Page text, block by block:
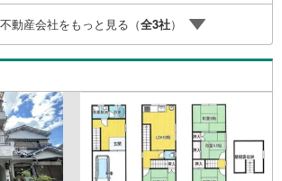
中】〇お客様の条件にベストな住宅ローン商
〇住宅ローンの金利や優遇率、審査基準などを
明〇住宅ローンとリフォームローンの一体型商
〇仕事や収入・現在過去の借入による住宅ロー
解決是非ともお問合せ下さい
動産会社をもっと見る（全3社）